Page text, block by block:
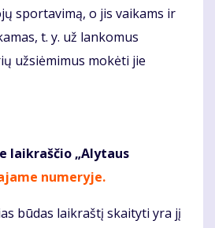
sportavimą, o jis vaikams ir
t. y. už lankomus
užsiėmimus mokėti jie
laikraščio „Alytaus
numeryje.
būdas laikraštį skaityti yra jį